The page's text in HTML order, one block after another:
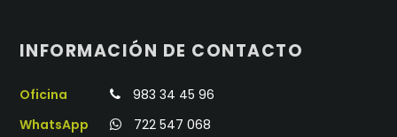
INFORMACIÓN DE CONTACTO
Oficina
983 34 45 96
WhatsApp
722 547 068